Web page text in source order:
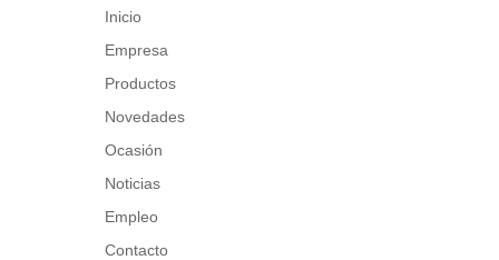
Inicio
Empresa
Productos
Novedades
Ocasión
Noticias
Empleo
Contacto